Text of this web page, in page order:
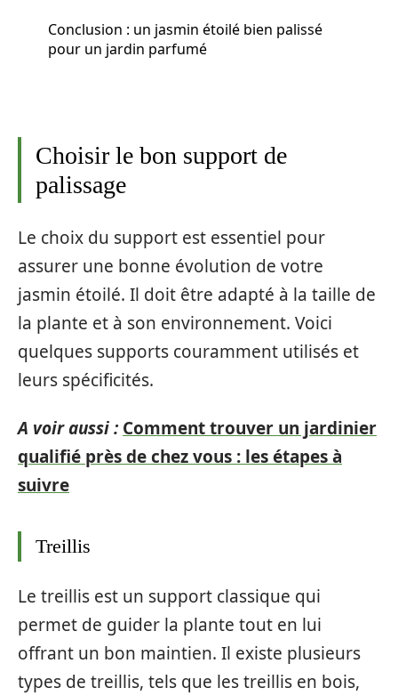
Conclusion : un jasmin étoilé bien palissé
pour un jardin parfumé
Choisir le bon support de
palissage
Le choix du support est essentiel pour
assurer une bonne évolution de votre
jasmin étoilé. Il doit être adapté à la taille de
la plante et à son environnement. Voici
quelques supports couramment utilisés et
leurs spécificités.
A voir aussi : Comment trouver un jardinier
qualifié près de chez vous : les étapes à
suivre
Treillis
Le treillis est un support classique qui
permet de guider la plante tout en lui
offrant un bon maintien. Il existe plusieurs
types de treillis, tels que les treillis en bois,